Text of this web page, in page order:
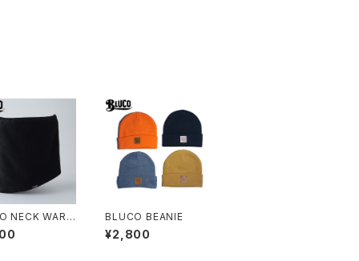
NECK WARM BLUCO BEANIE
¥2,800